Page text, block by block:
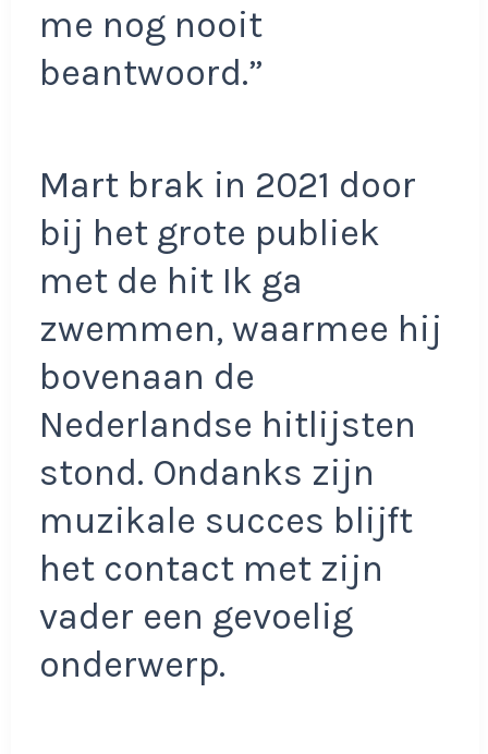
me nog nooit
beantwoord.”
Mart brak in 2021 door
bij het grote publiek
met de hit Ik ga
zwemmen, waarmee hij
bovenaan de
Nederlandse hitlijsten
stond. Ondanks zijn
muzikale succes blijft
het contact met zijn
vader een gevoelig
onderwerp.